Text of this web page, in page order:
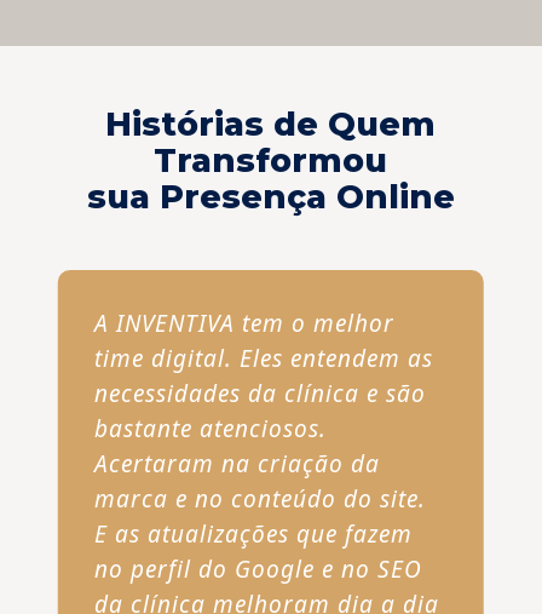
Histórias de Quem
Transformou
sua Presença Online
A INVENTIVA tem o melhor
time digital. Eles entendem as
necessidades da clínica e são
bastante atenciosos.
Acertaram na criação da
marca e no conteúdo do site.
E as atualizações que fazem
no perfil do Google e no SEO
da clínica melhoram dia a dia